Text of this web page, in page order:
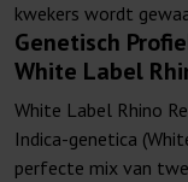
kwekers wordt
Genetisch
White Label
White Label Rhino
Indica-genetica
perfecte mix van